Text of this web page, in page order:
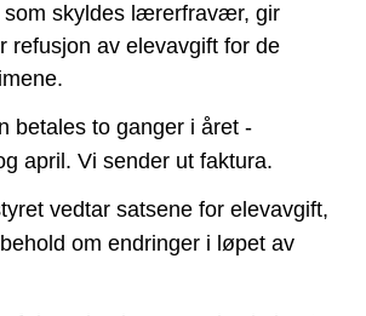
som skyldes lærerfravær, gir
refusjon av elevavgift for de
betales to ganger i året -
april. Vi sender ut faktura.
vedtar satsene for elevavgift,
om endringer i løpet av